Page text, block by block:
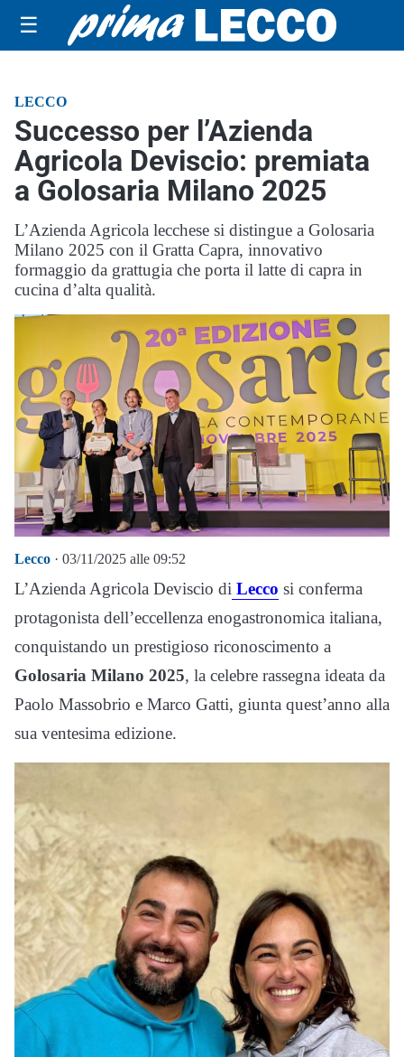
☰
LECCO
Successo per l’Azienda
Agricola Deviscio: premiata
a Golosaria Milano 2025
L’Azienda Agricola lecchese si distingue a Golosaria
Milano 2025 con il Gratta Capra, innovativo
formaggio da grattugia che porta il latte di capra in
cucina d’alta qualità.
Lecco · 03/11/2025 alle 09:52
L’Azienda Agricola Deviscio di Lecco si conferma
protagonista dell’eccellenza enogastronomica italiana,
conquistando un prestigioso riconoscimento a
Golosaria Milano 2025, la celebre rassegna ideata da
Paolo Massobrio e Marco Gatti, giunta quest’anno alla
sua ventesima edizione.